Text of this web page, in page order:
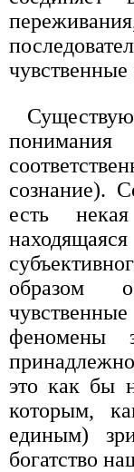
чувственные
сознание).
есть
образом
феномены
это как бы
которым,
единым)
богатство